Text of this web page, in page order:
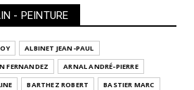
- PEINTURE
ALBINET JEAN-PAUL
FERNANDEZ
ARNAL ANDRÉ-PIERRE
BARTHEZ ROBERT
BASTIER MARC